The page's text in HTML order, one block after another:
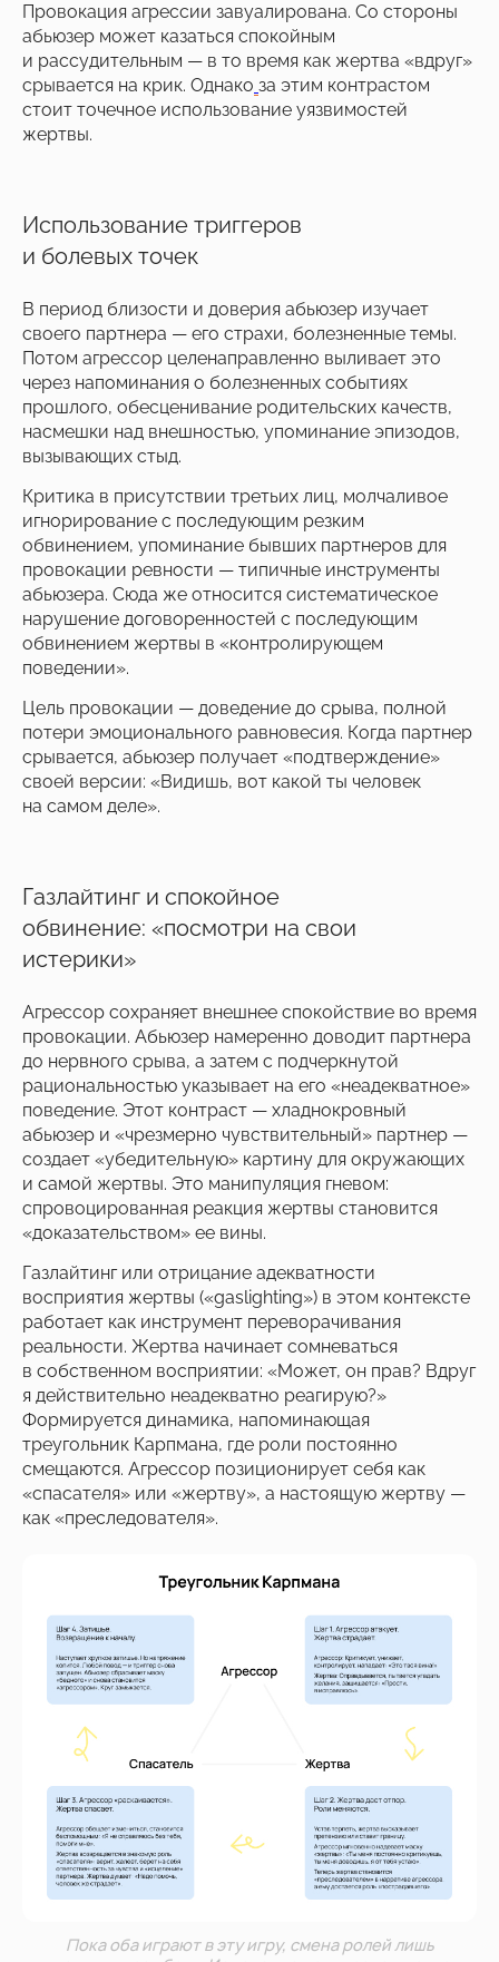
Провокация агрессии завуалирована. Со стороны
абьюзер может казаться спокойным
и рассудительным — в то время как жертва «вдруг»
срывается на крик. Однако за этим контрастом
стоит точечное использование уязвимостей
жертвы.
Использование триггеров
и болевых точек
В период близости и доверия абьюзер изучает
своего партнера — его страхи, болезненные темы.
Потом агрессор целенаправленно выливает это
через напоминания о болезненных событиях
прошлого, обесценивание родительских качеств,
насмешки над внешностью, упоминание эпизодов,
вызывающих стыд.
Критика в присутствии третьих лиц, молчаливое
игнорирование с последующим резким
обвинением, упоминание бывших партнеров для
провокации ревности — типичные инструменты
абьюзера. Сюда же относится систематическое
нарушение договоренностей с последующим
обвинением жертвы в «контролирующем
поведении».
Цель провокации — доведение до срыва, полной
потери эмоционального равновесия. Когда партнер
срывается, абьюзер получает «подтверждение»
своей версии: «Видишь, вот какой ты человек
на самом деле».
Газлайтинг и спокойное
обвинение: «посмотри на свои
истерики»
Агрессор сохраняет внешнее спокойствие во время
провокации. Абьюзер намеренно доводит партнера
до нервного срыва, а затем с подчеркнутой
рациональностью указывает на его «неадекватное»
поведение. Этот контраст — хладнокровный
абьюзер и «чрезмерно чувствительный» партнер —
создает «убедительную» картину для окружающих
и самой жертвы. Это манипуляция гневом:
спровоцированная реакция жертвы становится
«доказательством» ее вины.
Газлайтинг или отрицание адекватности
восприятия жертвы («gaslighting») в этом контексте
работает как инструмент переворачивания
реальности. Жертва начинает сомневаться
в собственном восприятии: «Может, он прав? Вдруг
я действительно неадекватно реагирую?»
Формируется динамика, напоминающая
треугольник Карпмана, где роли постоянно
смещаются. Агрессор позиционирует себя как
«спасателя» или «жертву», а настоящую жертву —
как «преследователя».
Пока оба играют в эту игру, смена ролей лишь